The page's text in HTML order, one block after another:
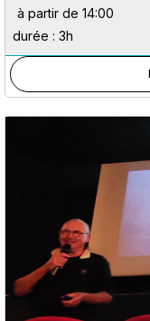
à partir de 14:00
durée : 3h